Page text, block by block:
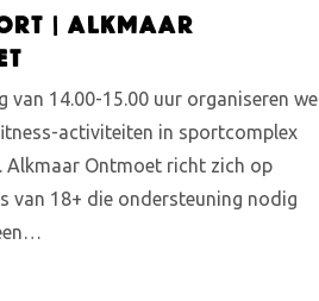
| Alkmaar
van 14.00-15.00 uur organiseren we
activiteiten in sportcomplex
Alkmaar Ontmoet richt zich op
van 18+ die ondersteuning nodig